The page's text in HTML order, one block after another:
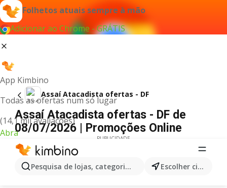
Folhetos atuais sempre à mão
Adicionar ao Chrome - GRÁTIS
App Kimbino
Todas as ofertas num só lugar
(14,1 mil avaliações)
Abra
Pesquisa de lojas, categorias,produtos... Escolher cidade
Assaí Atacadista ofertas - DF
Assaí Atacadista ofertas - DF de
08/07/2026 | Promoções Online
PUBLICIDADE